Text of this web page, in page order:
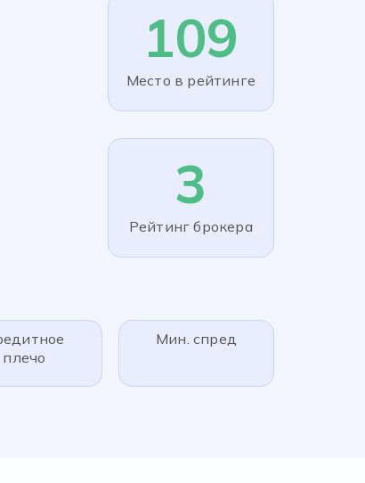
109
Место в рейтинге
3
Рейтинг брокера
плечо
Мин. спред